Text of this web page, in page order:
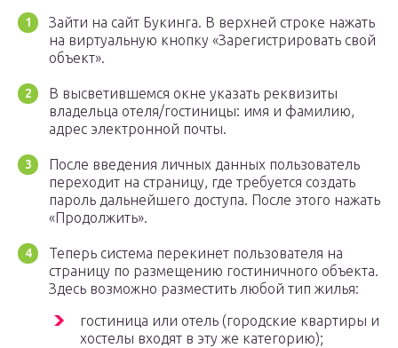
Зайти на сайт Букинга. В верхней строке нажать
на виртуальную кнопку «Зарегистрировать свой
объект».
В высветившемся окне указать реквизиты
владельца отеля/гостиницы: имя и фамилию,
адрес электронной почты.
После введения личных данных пользователь
переходит на страницу, где требуется создать
пароль дальнейшего доступа. После этого нажать
«Продолжить».
Теперь система перекинет пользователя на
страницу по размещению гостиничного объекта.
Здесь возможно разместить любой тип жилья:
гостиница или отель (городские квартиры и
хостелы входят в эту же категорию);